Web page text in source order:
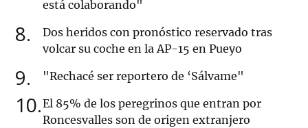
está colaborando"
8
Dos heridos con pronóstico reservado tras
volcar su coche en la AP-15 en Pueyo
9 "Rechacé ser reportero de ‘Sálvame"
10 El 85% de los peregrinos que entran por
Roncesvalles son de origen extranjero